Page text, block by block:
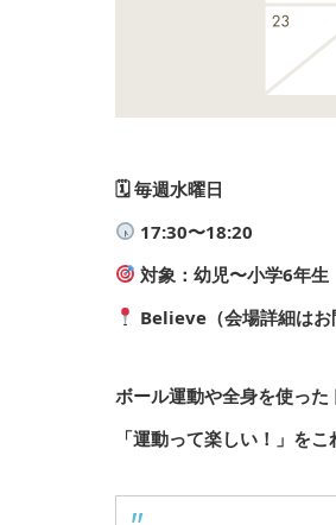
🗓毎週水曜日
17:30〜18:20
対象：幼児〜小学6年生
Believe（会場詳細はお
ボール運動や全身を使った
「運動って楽しい！」を